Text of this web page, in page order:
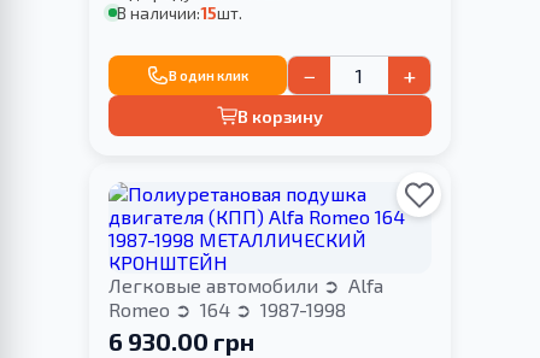
В наличии:15шт.
В один клик − +
В корзину
Легковые автомобили
Alfa
Romeo
164 1987-1998
6 930.00 грн